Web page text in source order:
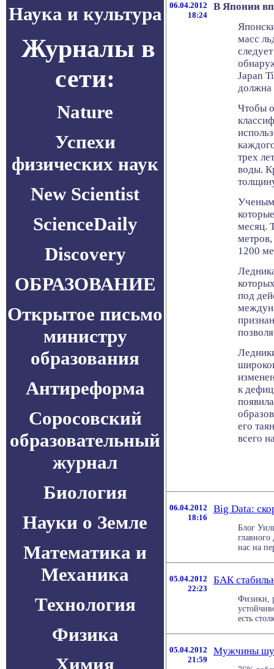
Наука и культура
Журналы в
сети:
Nature
Успехи
физических наук
New Scientist
ScienceDaily
Discovery
ОБРАЗОВАНИЕ
Открытое письмо
министру
образования
Антиреформа
Соросовский
образовательный
журнал
Биология
Науки о Земле
Математика и
Механика
Технология
Физика
Химия
06.04.2012
18:24
В Японии
масс
Japan
должна
Чтобы
трех
воды.
Ученым
месяц.
1200
под
к
его
всего
06.04.2012
18:16
Big Data:
Блог
нас на
05.04.2012
22:23
БАК
Физики,
есть
05.04.2012
21:59
Мужчины